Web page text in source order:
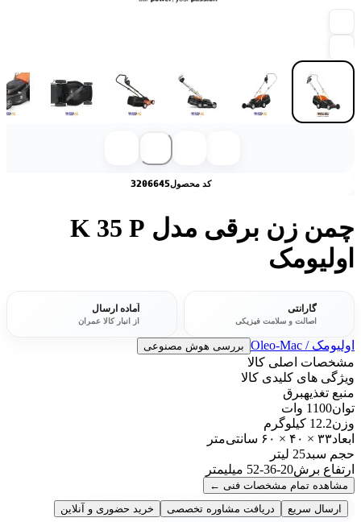
کد محصول3206645
چمن زن برقی مدل K 35 P
اولیومک
گارانتی
اصالت و سلامت فیزیکی
آماده ارسال
از انبار کالا عمران
اولیومک / Oleo-Mac بررسی هوش مصنوعی
مشخصات اصلی کالا
ویژگی های کلیدی کالا
منبع تغذیهبرق
توان1100 وات
وزن12.2 کیلوگرم
ابعاد۳۳ × ۴۰ × ۶۰ سانتی‌متر
حجم سبد25 لیتر
ارتفاع برش20-36-52 میلیمتر
مشاهده تمام مشخصات فنی ←
ارسال سریع
دریافت مشاوره تخصصی
خرید حضوری و آنلاین